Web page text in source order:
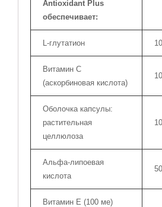
Antioxidant Plus
обеспечивает:
L-глутатион
Витамин С
(аскорбиновая кислота)
Оболочка капсулы:
растительная
целлюлоза
Альфа-липоевая
кислота
Витамин Е (100 ме)